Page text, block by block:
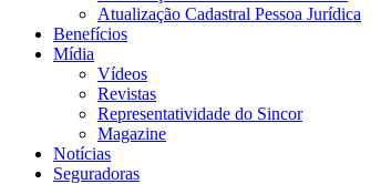
Atualização Cadastral Pessoa Jurídica
Benefícios
Mídia
Vídeos
Revistas
Representatividade do Sincor
Magazine
Notícias
Seguradoras